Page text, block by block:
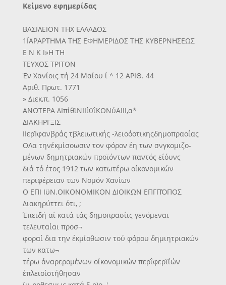
Κείμενο εφημερίδας
ΒΑΣΙΛΕΙΟΝ ΤΗΧ ΕΛΛΑΔΟΣ
1ΪΑΡΑΡΤΗΜΑ ΤΗΣ ΕΦΗΜΕΡΙΔΟΣ ΤΗΣ ΚΥΒΕΡΝΗΣΕΩΣ
Ε Ν Κ Ι»Η ΤΗ
ΤΕΥΧΟΣ ΤΡΙΤΟΝ
Έν Χανίοις τή 24 Μαίου ί ^ 12 ΑΡΙΘ. 44
Αριθ. Πρωτ. 1771
» Διεκ,π. 1056
ΑΝΩΤΕΡΑ ΔΙπίθϊΝΙΙίϋΐΚΟΝύΑΙΙΙ,α*
ΔΙΑΚΗΡΓΞΙΣ
ΙΙερΊφανβράς τβλειωτικής -λειοόοτικηςδημοπραοίας
ΟΛα τηνέκμίσοωσιν τον φόρον έη των σνγκομιζο-
μένων δημητριακών προϊόντων παντός είόυνς
διά τό έτος 1912 των κατωτέρω οίκονομικών
περιφέρειαν των Νομόν Χανίων
Ο ΕΠΙ ΙϋΝ.ΟΙΚΟΝΟΜΙΚΟΝ ΔΙΟΙΚΩΝ ΕΠΓΠΌΠΟΣ
Διακηρύττει ότι, ;
Έπειδή αί κατά τάς δημοπρασίϊς γενόμεναι
τελευταίαι προσ¬
φοραί δια την έκμίοθωσιν τού φόρου δημιητριακών
των κατω¬
τέρω άναρερομένων οίκονομικών περΐφερϊΐών
έπλειοίοτήθησαν